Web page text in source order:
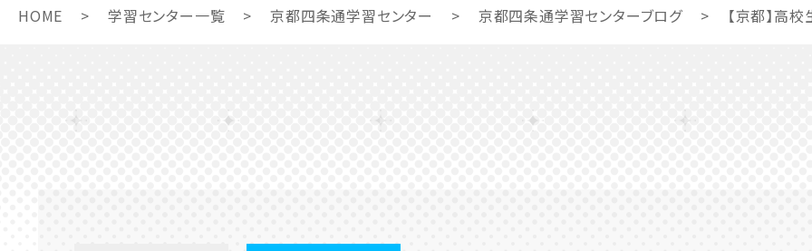
HOME > 学習センター一覧 > 京都四条通学習センター > 京都四条通学習センターブログ > 【京都】高